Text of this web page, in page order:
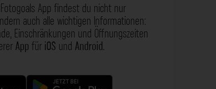
App findest du nicht nur
auch alle wichtigen Informationen:
Einschränkungen und Öffnungszeiten
AppfüriOS undAndroid.